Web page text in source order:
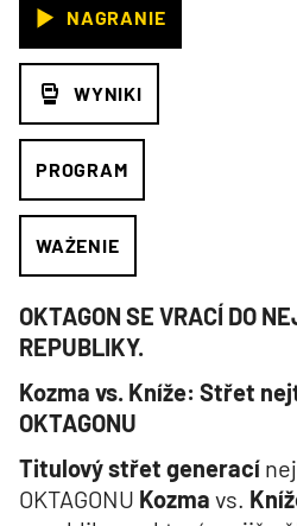
NAGRANIE
WYNIKI
PROGRAM
WAŻENIE
OKTAGON SE VRACÍ DO
REPUBLIKY.
Kozma vs. Kníže: Střet
OKTAGONU
Titulový střet generací
OKTAGONU Kozma vs.